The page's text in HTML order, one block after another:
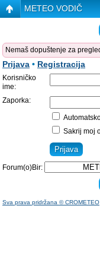
METEO VODIČ
Nemaš dopuštenje za
Prijava • Registracija
Korisničko
ime:
Zaporka:
Sakrij moj
Forum(o)Bir:
Sva prava pridržana © CROMETEO